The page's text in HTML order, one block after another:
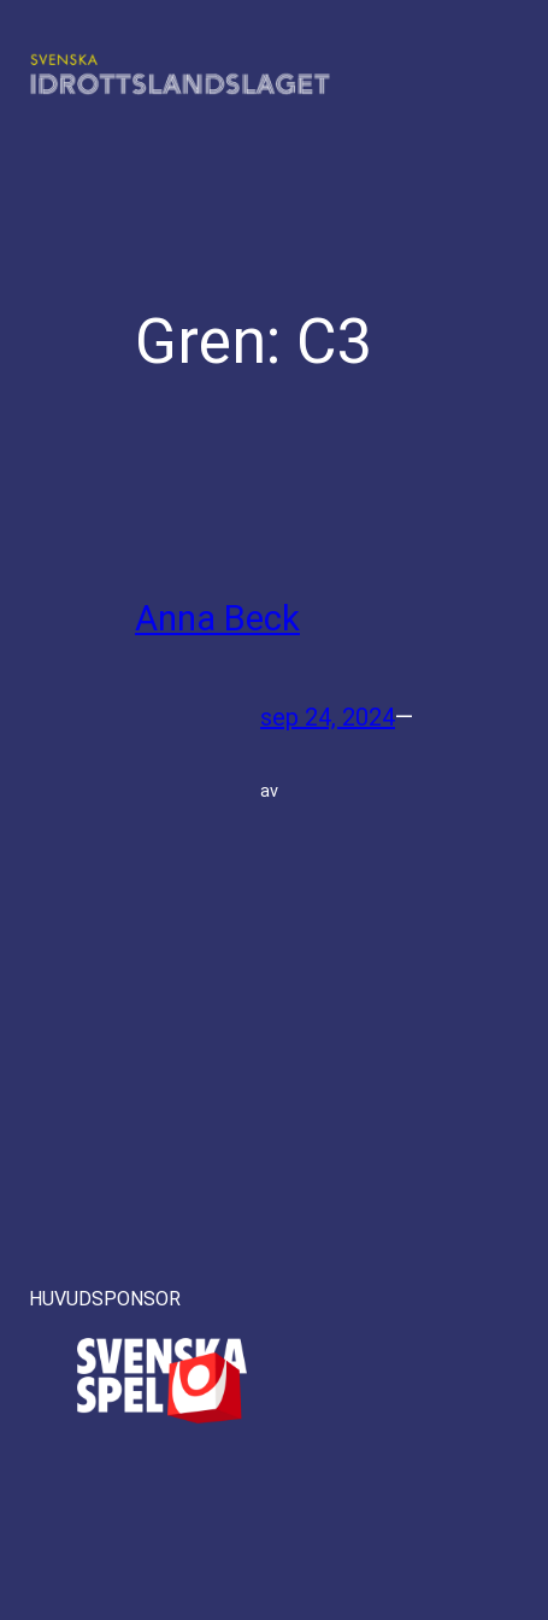
till
innehåll
Gren: C3
Anna Beck
sep 24, 2024—
av
HUVUDSPONSOR